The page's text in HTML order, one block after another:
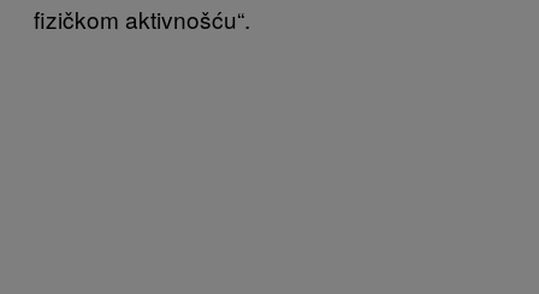
fizičkom aktivnošću“.